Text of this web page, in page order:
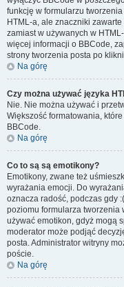
funkcję w formularzu
HTML-a, ale znaczniki
zamiast w używanych w
więcej informacji o BBCode,
strony tworzenia posta po
Na górę
Czy można używać języka
Nie. Nie można używać i
Większość formatowania,
BBCode.
Na górę
Co to są są emotikony?
Emotikony, zwane też
wyrażania emocji. Do
oznacza radość, podczas gdy
poziomu formularza tworzenia
używać emotikon, gdyż mogą
moderator może podjąć
posta. Administrator witryny
poście.
Na górę